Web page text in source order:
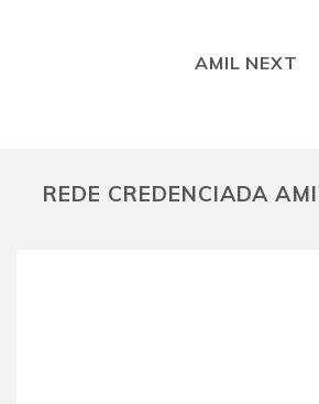
AMIL NEXT
REDE CREDENCIADA